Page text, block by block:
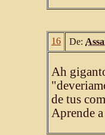
16 De:
Ah
de tus
Aprende